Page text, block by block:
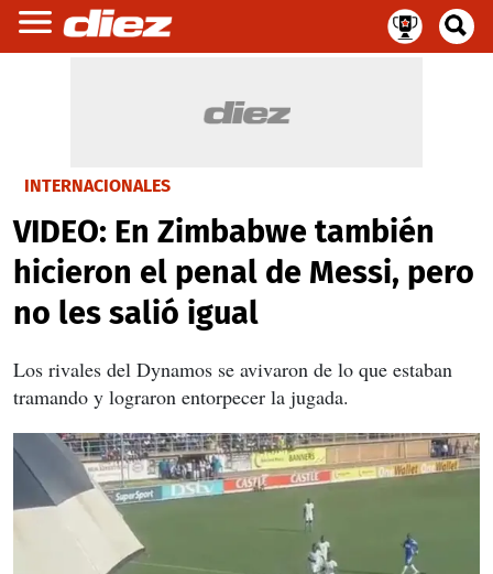
INTERNACIONALES
VIDEO: En Zimbabwe también
hicieron el penal de Messi, pero
no les salió igual
Los rivales del Dynamos se avivaron de lo que estaban
tramando y lograron entorpecer la jugada.